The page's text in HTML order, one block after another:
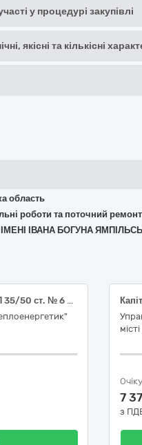
у процедурі закупівлі
якісні та кількісні
область
роботи та поточний ремонт
ІМЕНІ ІВАНА БОГУНА
Капітальний ремонт котла ТП 35/50 ст. № 6 по вул. Енергетиків, 20 у м. Кропивницький
7
з